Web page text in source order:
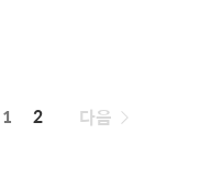
페
1 2 다음